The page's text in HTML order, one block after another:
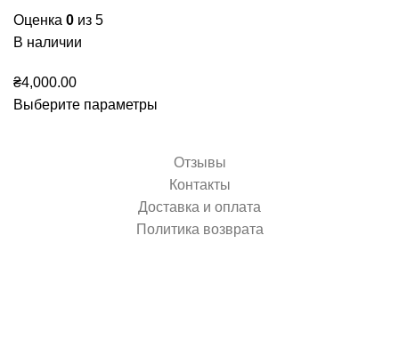
Оценка 0 из 5
В наличии
₴4,000.00
Выберите параметры
Отзывы
Контакты
Доставка и оплата
Политика возврата